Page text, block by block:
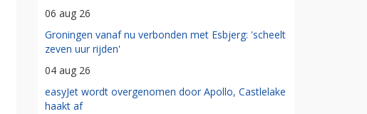
06 aug 26
Groningen vanaf nu verbonden met Esbjerg: 'scheelt
zeven uur rijden'
04 aug 26
easyJet wordt overgenomen door Apollo, Castlelake
haakt af